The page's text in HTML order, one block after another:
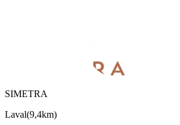
SIMETRA
Laval(9,4km)